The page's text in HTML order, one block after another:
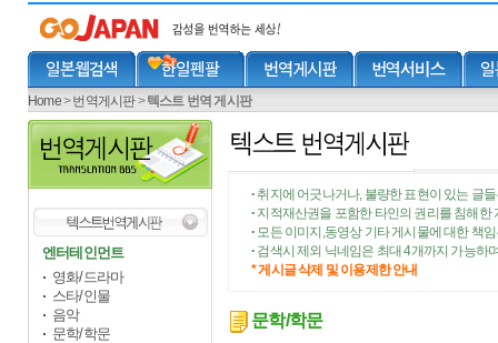
Home>번역게시판>텍스트 번역 게시판
엔터테인먼트
영화/드라마
스타/인물
음악
문학/학문
• 취지에 어긋나거나, 불량한 표현이 있는 글
• 지적재산권을 포함한 타인의 권리를 침해한
• 모든 이미지,동영상 기타 게시물에 대한 책
• 검색시 제외 닉네임은 최대 4개까지 가능하
* 게시글 삭제 및 이용제한 안내
문학/학문